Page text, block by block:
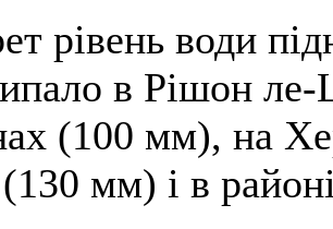
рівень води
в Рішон
(100 мм), на
(130 мм) і в